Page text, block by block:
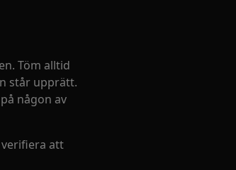
Töm alltid
står upprätt.
någon av
att